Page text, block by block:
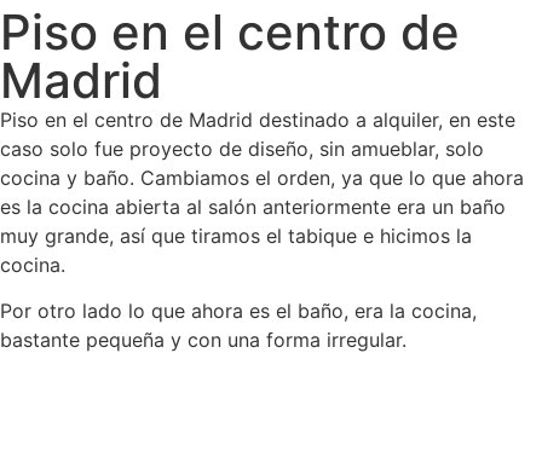
Piso en el centro de
Madrid
Piso en el centro de Madrid destinado a alquiler, en este
caso solo fue proyecto de diseño, sin amueblar, solo
cocina y baño. Cambiamos el orden, ya que lo que ahora
es la cocina abierta al salón anteriormente era un baño
muy grande, así que tiramos el tabique e hicimos la
cocina.
Por otro lado lo que ahora es el baño, era la cocina,
bastante pequeña y con una forma irregular.